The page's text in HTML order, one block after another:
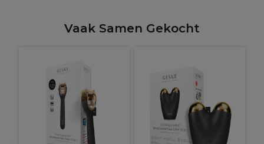
Vaak Samen Gekocht